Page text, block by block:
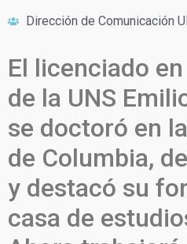
Dirección de Comunicación
El licenciado
de la UNS
se doctoró en
de Columbia,
y destacó su
casa de